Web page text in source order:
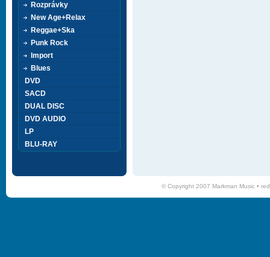
Rozprávky
New Age+Relax
Reggae+Ska
Punk Rock
Import
Blues
DVD
SACD
DUAL DISC
DVD AUDIO
LP
BLU-RAY
© Copyright 2007 Markman Music •